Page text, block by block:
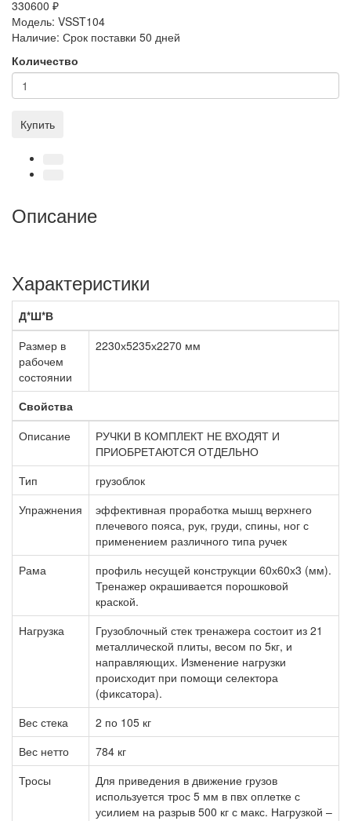
330600 ₽
Модель: VSST104
Наличие: Срок поставки 50 дней
Количество
Купить
Описание
Характеристики
Д*Ш*В
Размер в
рабочем
состоянии
2230х5235х2270 мм
Свойства
Описание
РУЧКИ В КОМПЛЕКТ НЕ ВХОДЯТ И
ПРИОБРЕТАЮТСЯ ОТДЕЛЬНО
Тип
грузоблок
Упражнения
эффективная проработка мышц верхнего
плечевого пояса, рук, груди, спины, ног с
применением различного типа ручек
Рама
профиль несущей конструкции 60х60х3 (мм).
Тренажер окрашивается порошковой
краской.
Нагрузка
Грузоблочный стек тренажера состоит из 21
металлической плиты, весом по 5кг, и
направляющих. Изменение нагрузки
происходит при помощи селектора
(фиксатора).
Вес стека
2 по 105 кг
Вес нетто
784 кг
Тросы
Для приведения в движение грузов
используется трос 5 мм в пвх оплетке с
усилием на разрыв 500 кг с макс. Нагрузкой –